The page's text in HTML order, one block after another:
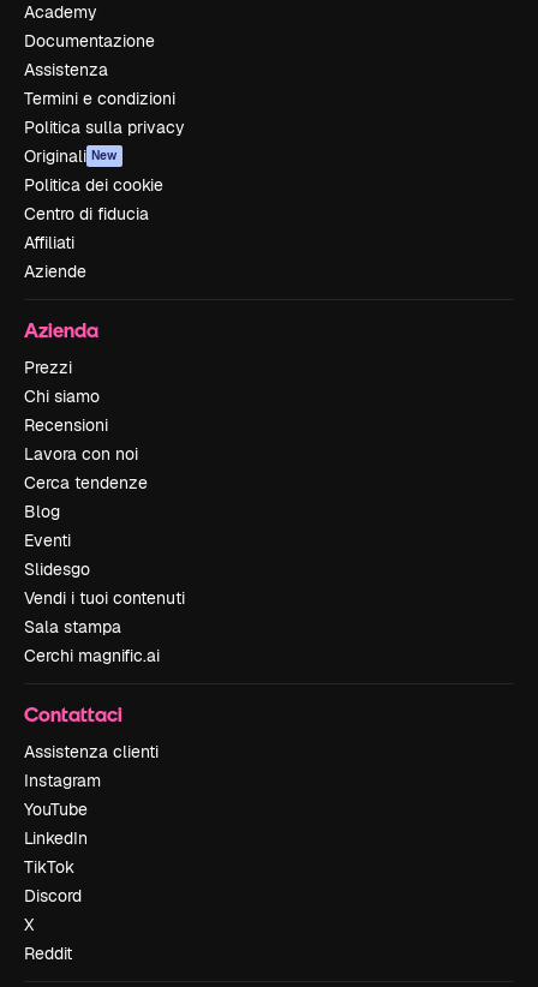
Academy
Documentazione
Assistenza
Termini e condizioni
Politica sulla privacy
Originali New
Politica dei cookie
Centro di fiducia
Affiliati
Aziende
Azienda
Prezzi
Chi siamo
Recensioni
Lavora con noi
Cerca tendenze
Blog
Eventi
Slidesgo
Vendi i tuoi contenuti
Sala stampa
Cerchi magnific.ai
Contattaci
Assistenza clienti
Instagram
YouTube
LinkedIn
TikTok
Discord
X
Reddit